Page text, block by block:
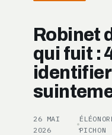
Robinet
qui fuit :
26 MAI
2026
·PICHON